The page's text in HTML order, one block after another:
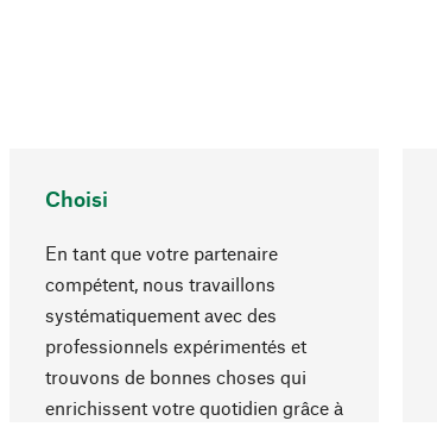
Choisi
En tant que votre partenaire
compétent, nous travaillons
systématiquement avec des
professionnels expérimentés et
trouvons de bonnes choses qui
enrichissent votre quotidien grâce à